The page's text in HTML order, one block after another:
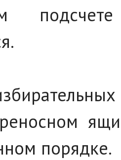
порядке.